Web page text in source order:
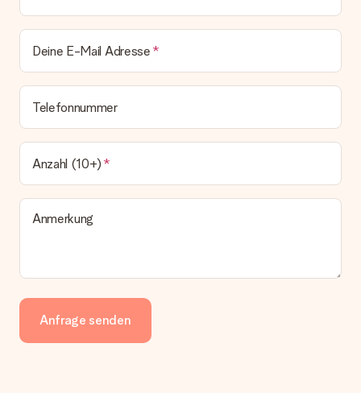
Deine E-Mail Adresse
Telefonnummer
Anzahl (10+)
Anmerkung
Anfrage senden